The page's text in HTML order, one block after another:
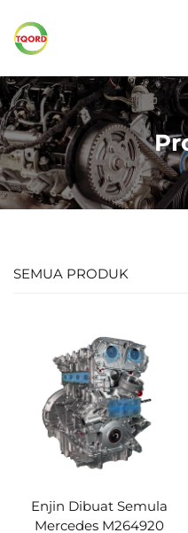
SEMUA PRODUK
Enjin Dibuat Semula
Mercedes M264920